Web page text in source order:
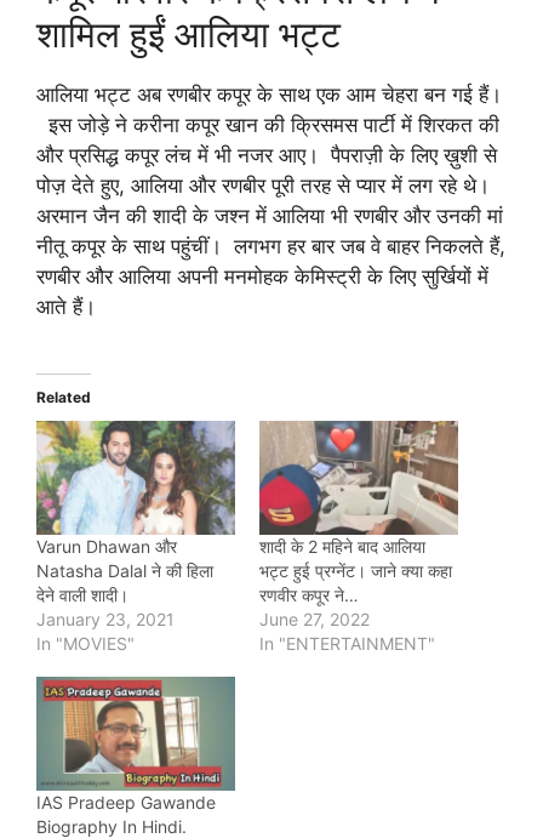
शामिल हुईं आलिया भट्ट
आलिया भट्ट अब रणबीर कपूर के साथ एक आम चेहरा बन गई हैं।
इस जोड़े ने करीना कपूर खान की क्रिसमस पार्टी में शिरकत की
और प्रसिद्ध कपूर लंच में भी नजर आए। पैपराज़ी के लिए ख़ुशी से
पोज़ देते हुए, आलिया और रणबीर पूरी तरह से प्यार में लग रहे थे।
अरमान जैन की शादी के जश्न में आलिया भी रणबीर और उनकी मां
नीतू कपूर के साथ पहुंचीं। लगभग हर बार जब वे बाहर निकलते हैं,
रणबीर और आलिया अपनी मनमोहक केमिस्ट्री के लिए सुर्खियों में
आते हैं।
Related
Varun Dhawan और
Natasha Dalal ने की हिला
देने वाली शादी।
January 23, 2021
In "MOVIES"
शादी के 2 महिने बाद आलिया
भट्ट हुई प्रग्नेंट। जाने क्या कहा
रणवीर कपूर ने…
June 27, 2022
In "ENTERTAINMENT"
IAS Pradeep Gawande
Biography In Hindi.